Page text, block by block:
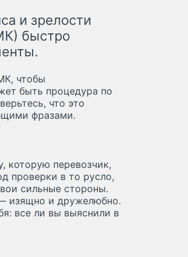
и зрелости
быстро
чтобы
быть процедура по
что это
фразами.
которую перевозчик,
проверки в то русло,
сильные стороны.
изящно и дружелюбно.
все ли вы выяснили в